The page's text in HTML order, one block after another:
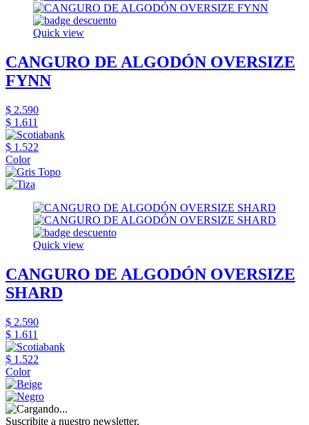
Quick view
CANGURO DE ALGODÓN OVERSIZE
FYNN
$ 2.590
$ 1.611
$ 1.522
Color
Quick view
CANGURO DE ALGODÓN OVERSIZE
SHARD
$ 2.590
$ 1.611
$ 1.522
Color
Suscribite a nuestro newsletter,